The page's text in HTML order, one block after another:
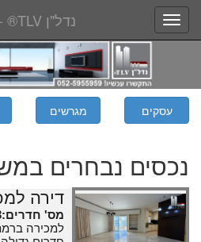
Toggle
navigation
נדל"ן TLV® - התיווך שלך בתל אביב!
נבחרים
דירה
מס' חדרים:3 מחיר:4200000